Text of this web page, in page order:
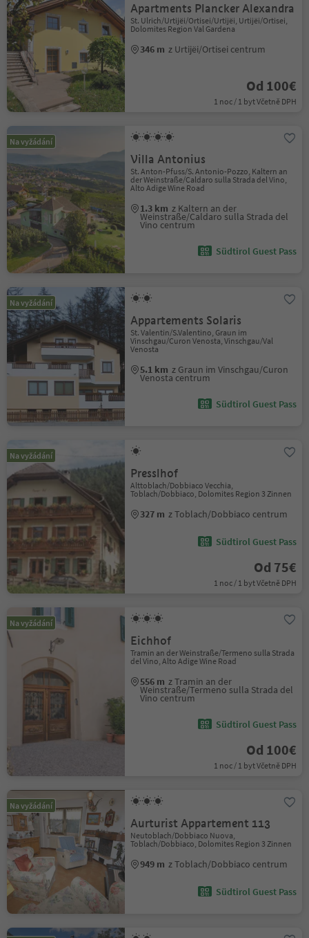
Apartments Plancker Alexandra
St. Ulrich/Urtijëi/Ortisei/Urtijëi, Urtijëi/Ortisei,
Dolomites Region Val Gardena
346 m z Urtijëi/Ortisei centrum
Od 100€
1 noc / 1 byt Včetně DPH
Na vyžádání
Villa Antonius
St. Anton-Pfuss/S. Antonio-Pozzo, Kaltern an
der Weinstraße/Caldaro sulla Strada del Vino,
Alto Adige Wine Road
1.3 km z Kaltern an der
Weinstraße/Caldaro sulla Strada del
Vino centrum
Südtirol Guest Pass
Na vyžádání
Appartements Solaris
St. Valentin/S.Valentino, Graun im
Vinschgau/Curon Venosta, Vinschgau/Val
Venosta
5.1 km z Graun im Vinschgau/Curon
Venosta centrum
Südtirol Guest Pass
Na vyžádání
Presslhof
Alttoblach/Dobbiaco Vecchia,
Toblach/Dobbiaco, Dolomites Region 3 Zinnen
327 m z Toblach/Dobbiaco centrum
Südtirol Guest Pass
Od 75€
1 noc / 1 byt Včetně DPH
Na vyžádání
Eichhof
Tramin an der Weinstraße/Termeno sulla Strada
del Vino, Alto Adige Wine Road
556 m z Tramin an der
Weinstraße/Termeno sulla Strada del
Vino centrum
Südtirol Guest Pass
Od 100€
1 noc / 1 byt Včetně DPH
Na vyžádání
Aurturist Appartement 113
Neutoblach/Dobbiaco Nuova,
Toblach/Dobbiaco, Dolomites Region 3 Zinnen
949 m z Toblach/Dobbiaco centrum
Südtirol Guest Pass